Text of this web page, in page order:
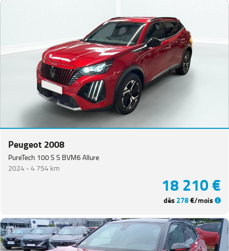
Peugeot 2008
PureTech 100 S S BVM6 Allure
2024 -4 754 km
18 210 €
dès 278€/mois